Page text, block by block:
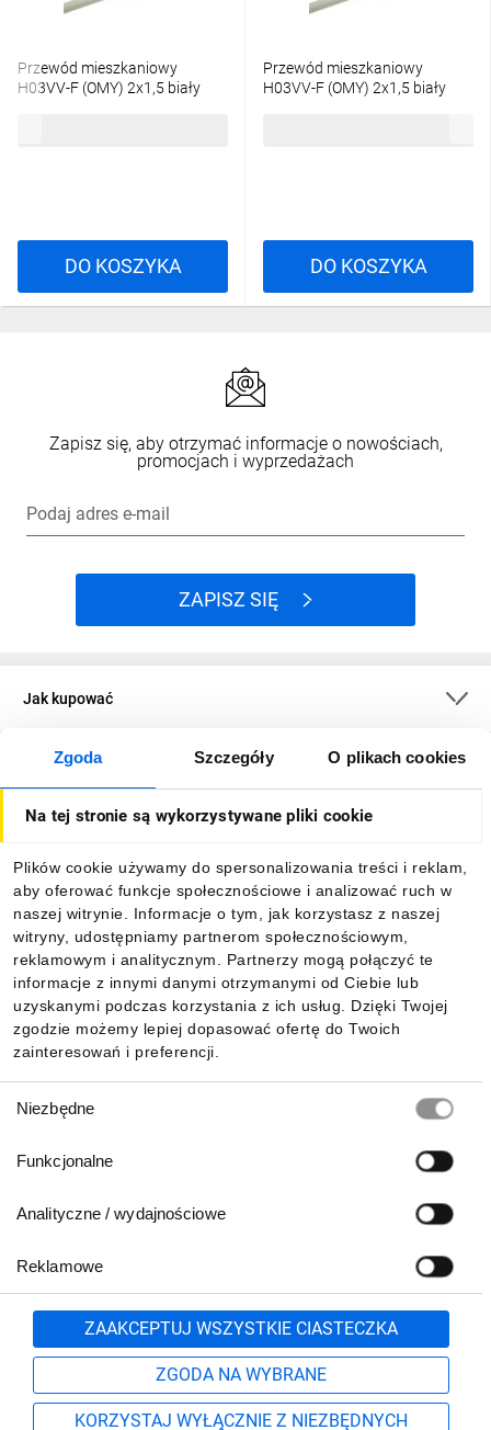
Zgoda Szczegóły O plikach cookies
Na tej stronie są wykorzystywane pliki cookie
Plików cookie używamy do spersonalizowania treści i reklam,
aby oferować funkcje społecznościowe i analizować ruch w
naszej witrynie. Informacje o tym, jak korzystasz z naszej
witryny, udostępniamy partnerom społecznościowym,
reklamowym i analitycznym. Partnerzy mogą połączyć te
informacje z innymi danymi otrzymanymi od Ciebie lub
uzyskanymi podczas korzystania z ich usług. Dzięki Twojej
zgodzie możemy lepiej dopasować ofertę do Twoich
zainteresowań i preferencji.
zgody
Niezbędne
Funkcjonalne
Analityczne / wydajnościowe
Reklamowe
ZAAKCEPTUJ WSZYSTKIE CIASTECZKA
ZGODA NA WYBRANE
KORZYSTAJ WYŁĄCZNIE Z NIEZBĘDNYCH
Przewód mieszkaniowy
H03VV-F (OMY) 2x1,5 biały
DO KOSZYKA
Przewód mieszkaniowy
H03VV-F (OMY) 2x1,5 biały
DO KOSZYKA
Zapisz się, aby otrzymać informacje o nowościach,
promocjach i wyprzedażach
Podaj adres e-mail
ZAPISZ SIĘ
Jak kupować
O firmie
Informacje
Pobierz naszą aplikację mobilną:
801 500 700 lub
71 37 61 600
Formularz kontaktowy